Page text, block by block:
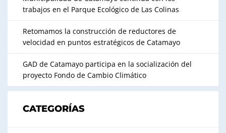
trabajos en el Parque Ecológico de Las Colinas
Retomamos la construcción de reductores de
velocidad en puntos estratégicos de Catamayo
GAD de Catamayo participa en la socialización del
proyecto Fondo de Cambio Climático
CATEGORÍAS